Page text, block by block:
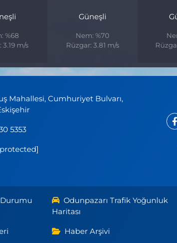
%68
3.19 m/s
Güneşli
Nem: %70
Rüzgar: 3.81 m/s
Mahallesi, Cumhuriyet Bulvarı,
5353
Durumu
Odunpazarı Trafik Yoğunluk
Haritası
Haber Arşivi